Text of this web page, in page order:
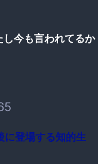
今も言われてるか
に登場する知的生